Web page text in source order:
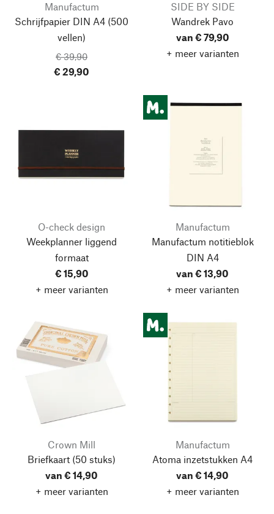
Manufactum
Schrijfpapier DIN A4 (500
vellen)
€ 39,90
€ 29,90
SIDE BY SIDE
Wandrek Pavo
van € 79,90
+ meer varianten
O-check design
Weekplanner liggend
formaat
€ 15,90
+ meer varianten
Manufactum
Manufactum notitieblok
DIN A4
van € 13,90
+ meer varianten
Crown Mill
Briefkaart (50 stuks)
van € 14,90
+ meer varianten
Manufactum
Atoma inzetstukken A4
van € 14,90
+ meer varianten